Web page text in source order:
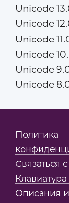
Unicode
Unicode
Unicode
Unicode
Unicode
Unicode
Политика
Связаться
Описания